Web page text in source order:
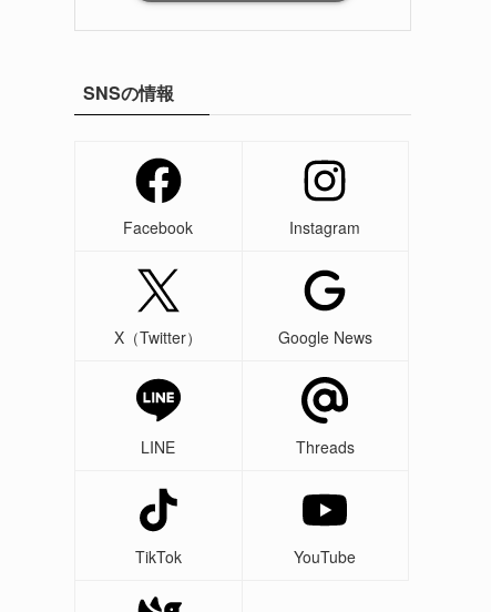
SNSの情報
Facebook Instagram
X（Twitter） Google News
LINE Threads
TikTok YouTube